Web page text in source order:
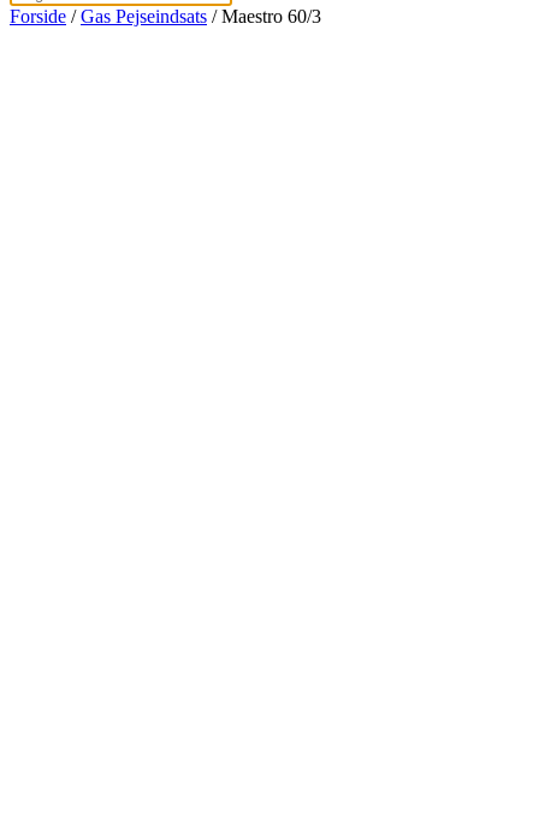
Forside /Gas Pejseindsats / Maestro 60/3